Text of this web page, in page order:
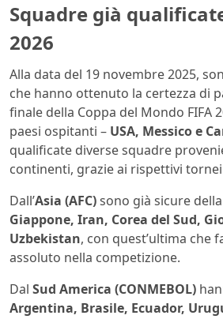
Squadre già
2026
Alla data del 19 novembre 2025,
che hanno ottenuto la certezza di
finale della Coppa del Mondo FIFA
paesi ospitanti – USA, Messico e
qualificate diverse squadre
continenti, grazie ai rispettivi
Dall’Asia (AFC)sono già sicure
Giappone, Iran, Corea del Sud,
Uzbekistan, con quest’ultima che
assoluto nella competizione.
Dal Sud America (CONMEBOL)
Argentina, Brasile, Ecuador,